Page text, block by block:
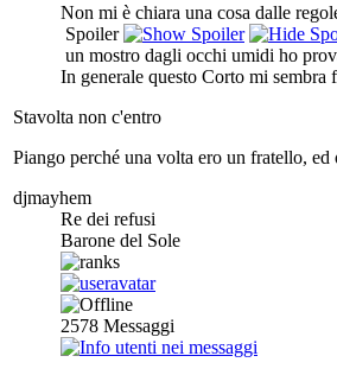
Non mi è chiara una cosa dalle
Spoiler
un mostro dagli occhi umidi ho
In generale questo Corto mi
Stavolta non c'entro
Piango perché una volta ero un fratello,
djmayhem
Re dei refusi
Barone del Sole
2578 Messaggi